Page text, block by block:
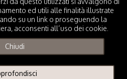
Cookies
ed utili alle finalità illustrate
su un link o proseguendo la
acconsenti all’uso dei cookie.
Chiudi